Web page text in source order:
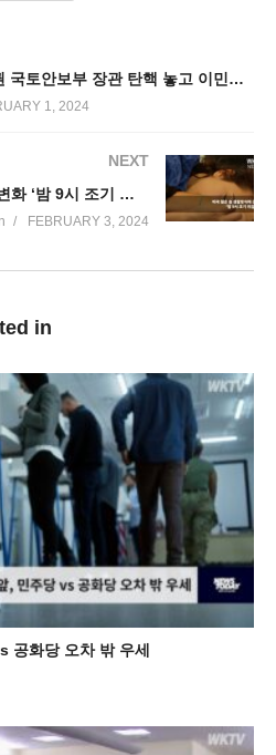
워싱턴 정치권 국토안보부 장관 탄핵 놓고 이민정책 충돌
1, 2024
NEXT
미국 젊은 층 생활방식에 큰 변화 ‘밤 9시 조기 취침 급증’
FEBRUARY 3, 2024
in
공화당 오차 밖 우세